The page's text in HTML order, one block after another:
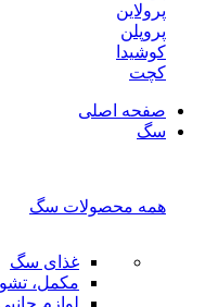
پرولاین
پروپلن
کوشیدا
کچت
صفحه اصلی
سگ
همه محصولات سگ
غذای سگ
مکمل،
لوازم